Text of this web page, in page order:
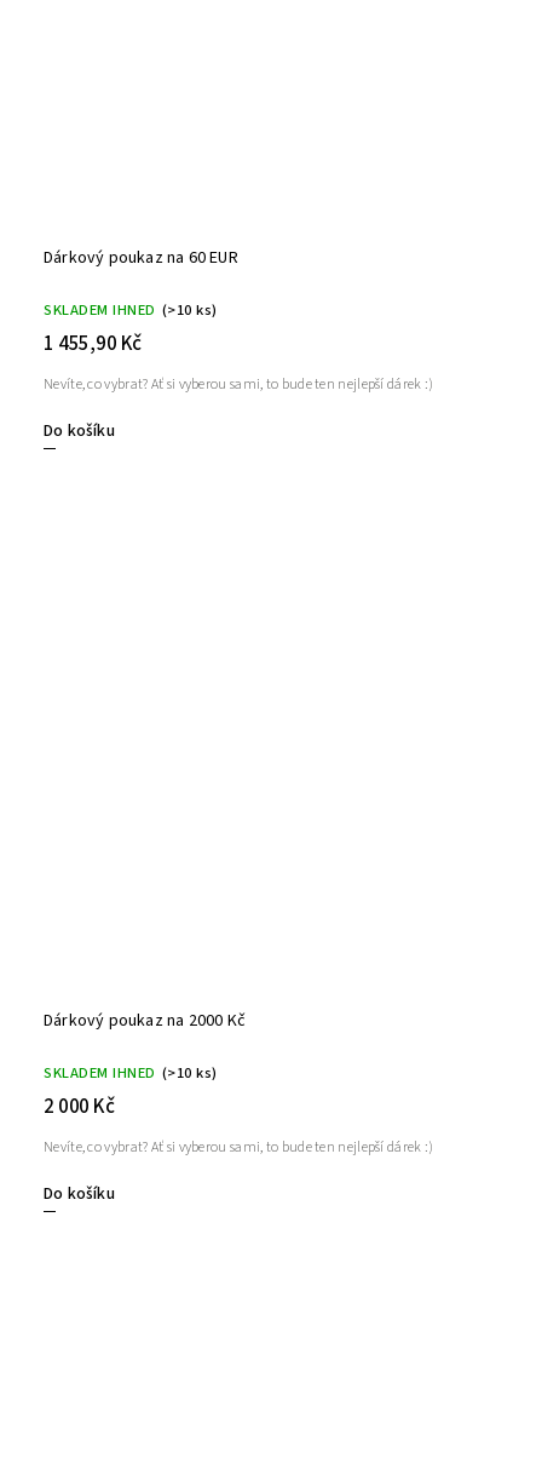
Dárkový poukaz na 60 EUR
SKLADEM IHNED (>10 ks)
1 455,90 Kč
Do košíku
Nevíte, co vybrat? Ať si vyberou sami, to bude ten nejlepší dárek :)
Dárkový poukaz na 2000 Kč
SKLADEM IHNED (>10 ks)
2 000 Kč
Do košíku
Nevíte, co vybrat? Ať si vyberou sami, to bude ten nejlepší dárek :)